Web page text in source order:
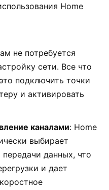
Home
не потребуется
сети. Все что
подключить точки
и активировать
каналами: Home
выбирает
данных, что
и дает